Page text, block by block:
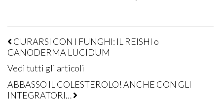
CURARSI CON I FUNGHI: IL REISHI o
GANODERMA LUCIDUM
Vedi tutti gli articoli
ABBASSO IL COLESTEROLO! ANCHE CON GLI
INTEGRATORI…